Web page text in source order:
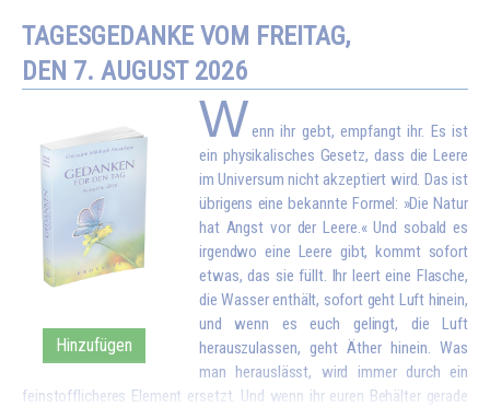
TAGESGEDANKE VOM FREITAG,
DEN 7. AUGUST 2026
Hinzufügen
Wenn ihr gebt, empfangt ihr. Es ist
ein physikalisches Gesetz, dass die Leere
im Universum nicht akzeptiert wird. Das ist
übrigens eine bekannte Formel: »Die Natur
hat Angst vor der Leere.« Und sobald es
irgendwo eine Leere gibt, kommt sofort
etwas, das sie füllt. Ihr leert eine Flasche,
die Wasser enthält, sofort geht Luft hinein,
und wenn es euch gelingt, die Luft
herauszulassen, geht Äther hinein. Was
man herauslässt, wird immer durch ein
feinstofflicheres Element ersetzt. Und wenn ihr euren Behälter gerade